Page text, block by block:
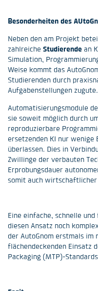
Besonderheiten des
Neben den am Projekt
zahlreiche Studierendean
Simulation,
Weise kommt das
Studierenden durch
Aufgabenstellungen zugute.
Automatisierungsmodule
sie soweit möglich durch
reproduzierbare
ersetzenden KI nur wenige
überlassen. Dies in
Zwillinge der verbauten
Erprobungsdauer
somit auch
Eine einfache, schnelle
diesen Ansatz noch
der AutoGnom erstmals
flächendeckenden Einsatz
Packaging (MTP)-